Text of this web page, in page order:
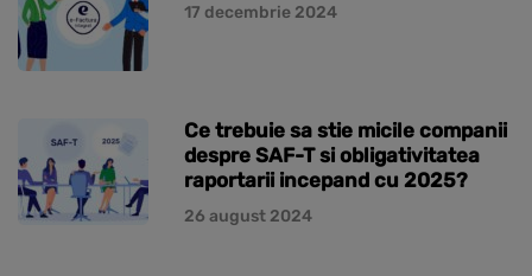
17 decembrie 2024
Ce trebuie sa stie micile companii
despre SAF-T si obligativitatea
raportarii incepand cu 2025?
26 august 2024